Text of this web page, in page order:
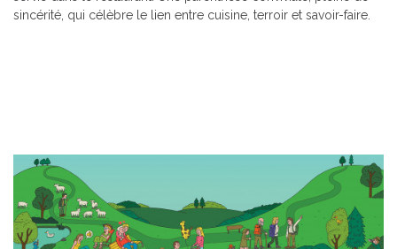
sincérité, qui célèbre le lien entre cuisine, terroir et savoir-faire.